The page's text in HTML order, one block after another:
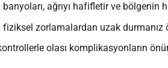
ağrıyı hafifletir ve bölgenin
zorlamalardan uzak durmanız
olası komplikasyonların